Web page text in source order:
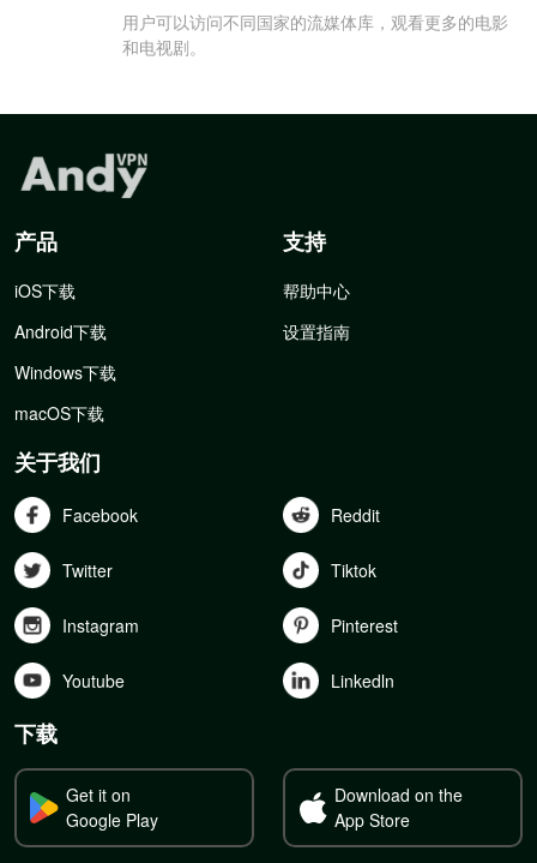
用户可以访问不同国家的流媒体库，观看更多的电影
和电视剧。
产品
iOS下载
Android下载
Windows下载
macOS下载
支持
帮助中心
设置指南
关于我们
Facebook Reddit
Twitter Tiktok
Instagram Pinterest
Youtube Linkedln
下载
Get it on
Google Play
Download on the
App Store